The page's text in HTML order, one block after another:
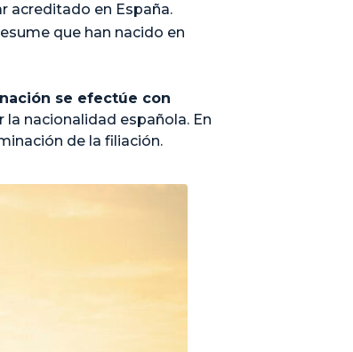
acreditado en España.
que han nacido en
se efectúe con
la nacionalidad española. En
de la filiación.